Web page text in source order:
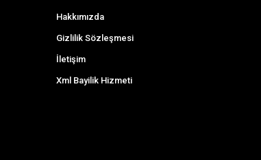
Hakkımızda
Gizlilik Sözleşmesi
İletişim
Xml Bayilik Hizmeti